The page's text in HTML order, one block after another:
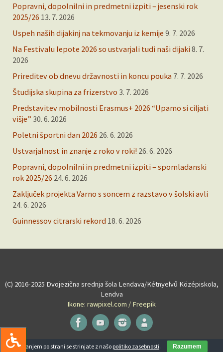
Popravni, dopolnilni in predmetni izpiti – jesenski rok
2025/26 13. 7. 2026
Uspeh naših dijakinj na tekmovanju iz kemije 9. 7. 2026
Na Festivalu lepote 2026 so ustvarjali tudi naši dijaki 8. 7.
2026
Prireditev ob dnevu državnosti in koncu pouka 7. 7. 2026
Študijska skupina za frizerstvo 3. 7. 2026
Predstavitev mobilnosti Erasmus+ 2026 “Upamo si ciljati
višje” 30. 6. 2026
Poletni športni dan 2026 26. 6. 2026
Ustvarjalnost in znanje z roko v roki! 26. 6. 2026
Popravni, dopolnilni in predmetni izpiti – spomladanski
rok 2025/26 24. 6. 2026
Zaključek projekta Varno s soncem z razstavo v šolski avli
24. 6. 2026
Guinnessov citrarski rekord 18. 6. 2026
(C) 2016-2025 Dvojezična srednja šola Lendava/Kétnyelvű Középiskola,
Lendva
Ikone: rawpixel.com / Freepik
Powered byTempera&WordPress.
Z brskanjem po strani se strinjate z našo politiko zasebnosti. Razumem